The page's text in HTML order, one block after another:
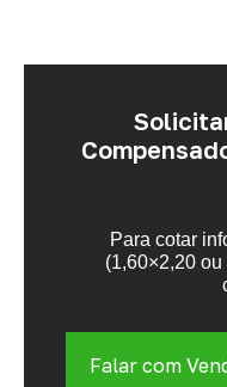
Para cotar
(1,60×2,20
Falar com